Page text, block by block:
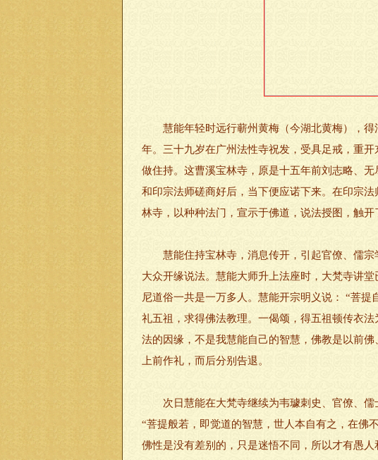
慧能年轻时远行蕲州黄梅（今湖北黄梅），得
年。三十九岁在广州法性寺祝发，受具足戒，重
做住持。这曹溪宝林寺，原是十五年前刘志略、
和印宗法师磋商好后，当下便应诺下来。在印宗
林寺，以种种法门，宣示于佛道，说法授图，触
慧能住持宝林寺，消息传开，引起官僚、儒宗
大众开缘说法。慧能大师升上法座时，大梵寺讲
尼道俗一共是一万多人。慧能开宗明义说： “菩
礼五祖，求得佛法教理。一偈颂，得五祖顿传衣
法的因缘，不是我慧能自己的智慧，佛教是以前
上前作礼，而后分别告退。
次日慧能在大梵寺继续为韦璩刺史、官僚、儒
“菩提般若，即觉道的智慧，世人本自有之，在佛
佛性是没有差别的，只是迷悟不同，所以才有愚